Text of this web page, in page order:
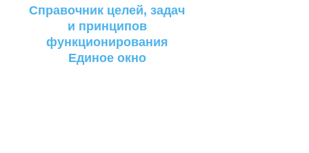
Справочник целей, задач
и принципов
функционирования
Единое окно